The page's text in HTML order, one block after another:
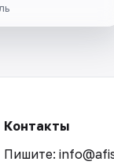
Контакты
Пишите: